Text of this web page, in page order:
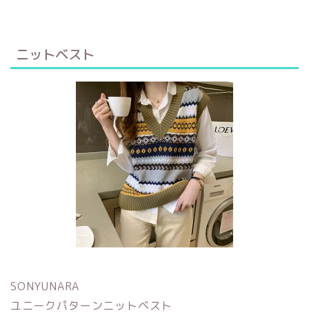
ニットベスト
SONYUNARA
ユニークパターンニットベスト